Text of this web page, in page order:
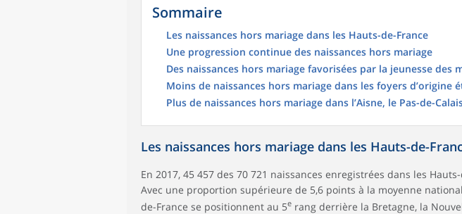
Sommaire
Les naissances hors mariage dans les Hauts-de-France
Une progression continue des naissances hors mariage
Des naissances hors mariage favorisées par la jeunesse des
Moins de naissances hors mariage dans les foyers d’origine
Plus de naissances hors mariage dans l’Aisne, le Pas-de-
Les naissances hors mariage dans les Hauts-de-
En 2017, 45 457 des 70 721 naissances enregistrées dans les
Avec une proportion supérieure de 5,6 points à la moyenne
de-France se positionnent au 5e rang derrière la Bretagne, la